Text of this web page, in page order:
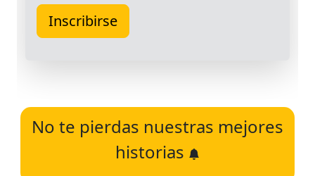
No te pierdas nuestras mejores
historias